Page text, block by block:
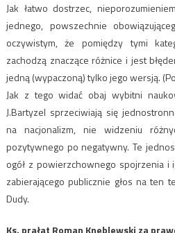
Jak łatwo dostrzec,
jednego, powszechnie
oczywistym, że pomiędzy tymi
zachodzą znaczące różnice i jest
jedną (wypaczoną) tylko jego wersją.
Jak z tego widać obaj wybitni
J.Bartyzel sprzeciwiają się
na nacjonalizm, nie widzeniu
pozytywnego po negatywny. Te
ogół z powierzchownego spojrzenia i
zabierającego publicznie głos na ten
Dudy.
Ks. prałat Roman Kneblewski za